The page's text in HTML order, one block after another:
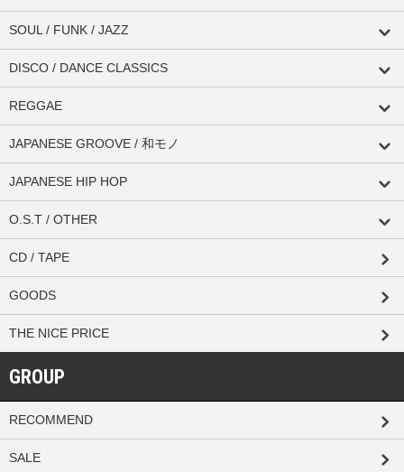
SOUL / FUNK / JAZZ
DISCO / DANCE CLASSICS
REGGAE
JAPANESE GROOVE / 和モノ
JAPANESE HIP HOP
O.S.T / OTHER
CD / TAPE
GOODS
THE NICE PRICE
GROUP
RECOMMEND
SALE